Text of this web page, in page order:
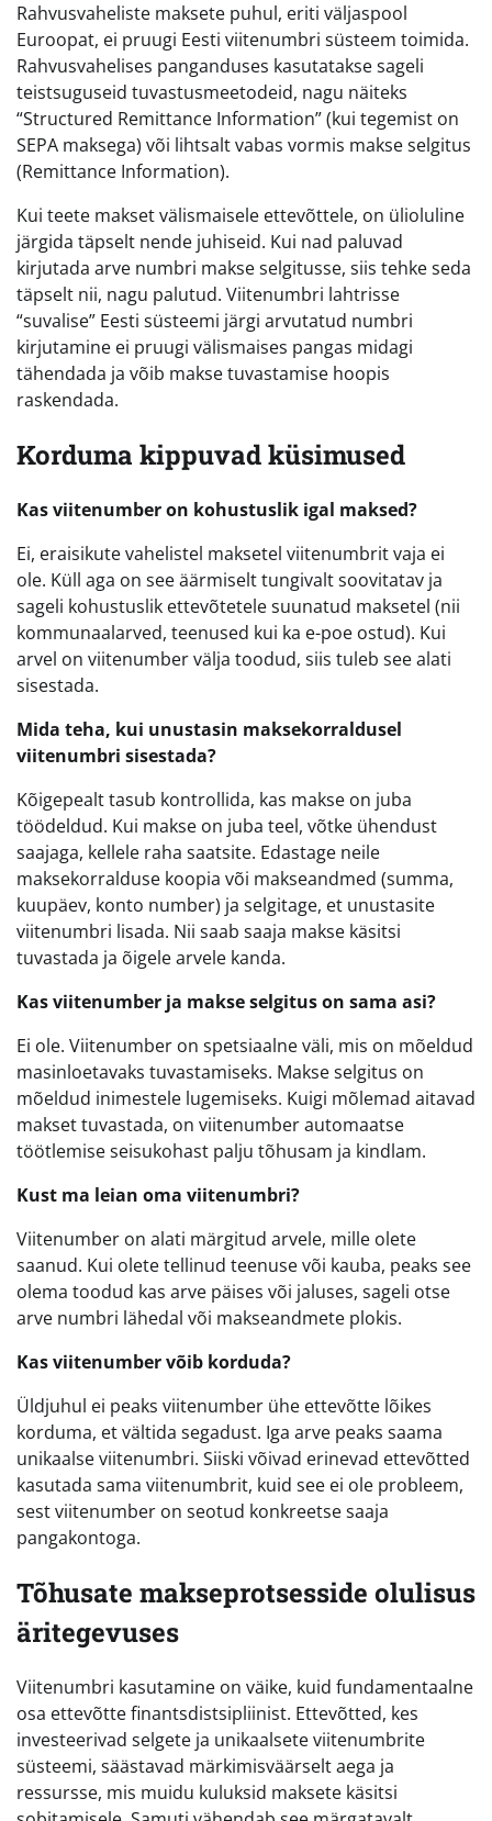
Rahvusvaheliste maksete puhul, eriti väljaspool
Euroopat, ei pruugi Eesti viitenumbri süsteem toimida.
Rahvusvahelises panganduses kasutatakse sageli
teistsuguseid tuvastusmeetodeid, nagu näiteks
“Structured Remittance Information” (kui tegemist on
SEPA maksega) või lihtsalt vabas vormis makse selgitus
(Remittance Information).
Kui teete makset välismaisele ettevõttele, on ülioluline
järgida täpselt nende juhiseid. Kui nad paluvad
kirjutada arve numbri makse selgitusse, siis tehke seda
täpselt nii, nagu palutud. Viitenumbri lahtrisse
“suvalise” Eesti süsteemi järgi arvutatud numbri
kirjutamine ei pruugi välismaises pangas midagi
tähendada ja võib makse tuvastamise hoopis
raskendada.
Korduma kippuvad küsimused
Kas viitenumber on kohustuslik igal maksed?
Ei, eraisikute vahelistel maksetel viitenumbrit vaja ei
ole. Küll aga on see äärmiselt tungivalt soovitatav ja
sageli kohustuslik ettevõtetele suunatud maksetel (nii
kommunaalarved, teenused kui ka e-poe ostud). Kui
arvel on viitenumber välja toodud, siis tuleb see alati
sisestada.
Mida teha, kui unustasin maksekorraldusel
viitenumbri sisestada?
Kõigepealt tasub kontrollida, kas makse on juba
töödeldud. Kui makse on juba teel, võtke ühendust
saajaga, kellele raha saatsite. Edastage neile
maksekorralduse koopia või makseandmed (summa,
kuupäev, konto number) ja selgitage, et unustasite
viitenumbri lisada. Nii saab saaja makse käsitsi
tuvastada ja õigele arvele kanda.
Kas viitenumber ja makse selgitus on sama asi?
Ei ole. Viitenumber on spetsiaalne väli, mis on mõeldud
masinloetavaks tuvastamiseks. Makse selgitus on
mõeldud inimestele lugemiseks. Kuigi mõlemad aitavad
makset tuvastada, on viitenumber automaatse
töötlemise seisukohast palju tõhusam ja kindlam.
Kust ma leian oma viitenumbri?
Viitenumber on alati märgitud arvele, mille olete
saanud. Kui olete tellinud teenuse või kauba, peaks see
olema toodud kas arve päises või jaluses, sageli otse
arve numbri lähedal või makseandmete plokis.
Kas viitenumber võib korduda?
Üldjuhul ei peaks viitenumber ühe ettevõtte lõikes
korduma, et vältida segadust. Iga arve peaks saama
unikaalse viitenumbri. Siiski võivad erinevad ettevõtted
kasutada sama viitenumbrit, kuid see ei ole probleem,
sest viitenumber on seotud konkreetse saaja
pangakontoga.
Tõhusate makseprotsesside olulisus
äritegevuses
Viitenumbri kasutamine on väike, kuid fundamentaalne
osa ettevõtte finantsdistsipliinist. Ettevõtted, kes
investeerivad selgete ja unikaalsete viitenumbrite
süsteemi, säästavad märkimisväärselt aega ja
ressursse, mis muidu kuluksid maksete käsitsi